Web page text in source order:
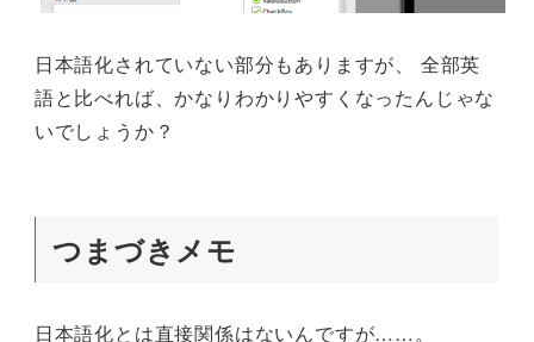
日本語化されていない部分もありますが、 全部英
語と比べれば、かなりわかりやすくなったんじゃな
いでしょうか？
つまづきメモ
日本語化とは直接関係はないんですが……。